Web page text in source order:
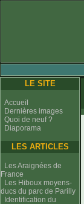
LE SITE
Accueil
Dernières images
Quoi de neuf ?
Diaporama
LES ARTICLES
Les Araignées de
France
Les Hiboux moyens-
ducs du parc de Parilly
Identification du